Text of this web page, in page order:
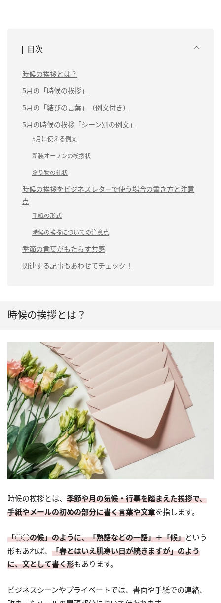
目次
時候の挨拶とは？
5月の「時候の挨拶」
5月の「結びの言葉」（例文付き）
5月の時候の挨拶「シーン別の例文」
5月に使える例文
新装オープンの挨拶状
贈り物の礼状
時候の挨拶をビジネスレターで使う場合の書き方と注意
点
手紙の形式
時候の挨拶についての注意点
季節の言葉がもたらす共感
関連する記事もあわせてチェック！
時候の挨拶とは？
時候の挨拶とは、 季節や月の気候・行事を踏まえた挨拶で、
手紙やメールの初めの部分に書く言葉や文章を指します。
「○○の候」のように、「熟語などの一語」＋「候」という
形もあれば、 「春とはいえ肌寒い日が続きますが」のよう
に、文として書く形もあります。
ビジネスシーンやプライベートでは、書面や手紙での連絡、